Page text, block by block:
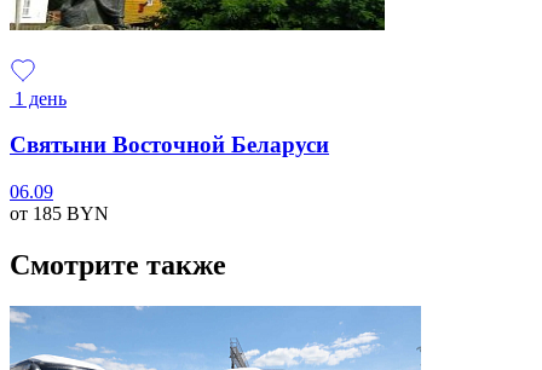
1 день
Святыни Восточной Беларуси
06.09
от 185 BYN
Смотрите также